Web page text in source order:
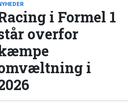
i Formel 1
overfor
i